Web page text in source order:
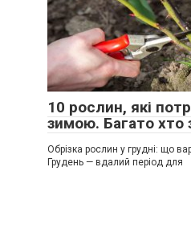
10 рослин, які
зимою. Багато хто
Обрізка рослин у грудні: що
Грудень — вдалий період для